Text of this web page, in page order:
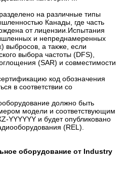
на различные типы
Канады, где часть
от лицензии.Испытания
и непреднамеренных
выбросов, а также, если
выбора частоты (DFS),
(SAR) и совместимости
код обозначения
в соответствии со
должно быть
модели и соответствующим
YYYYYY и будет опубликовано
(REL).
оборудование от Industry